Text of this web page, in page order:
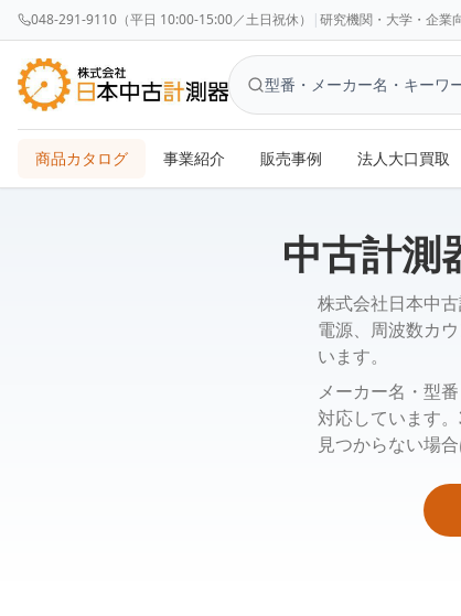
048-291-9110（平日 10:00-15:00／土日祝休） |研究機関・大学・企業
商品カタログ 事業紹介 販売事例 法人大口買取
中古計測
株式会社日本中
電源、周波数カ
います。
メーカー名・型
対応しています。
見つからない場